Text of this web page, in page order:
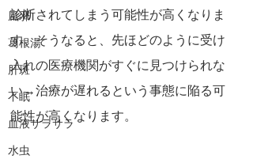
風邪
葛根湯
肝斑
不眠
血液サラサラ
水虫
診断されてしまう可能性が高くなりま
す。そうなると、先ほどのように受け
入れの医療機関がすぐに見つけられな
い→治療が遅れるという事態に陥る可
能性が高くなります。